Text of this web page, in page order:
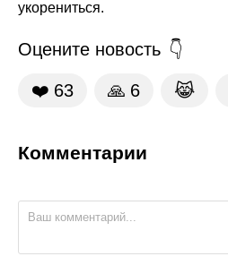
укорениться.
Оцените новость
❤️ 63 🙏 6 😹
Комментарии